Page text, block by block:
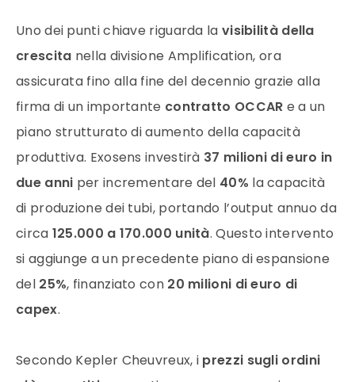
Uno dei punti chiave riguarda la visibilità della
crescita nella divisione Amplification, ora
assicurata fino alla fine del decennio grazie alla
firma di un importante contratto OCCAR e a un
piano strutturato di aumento della capacità
produttiva. Exosens investirà 37 milioni di euro in
due anni per incrementare del 40% la capacità
di produzione dei tubi, portando l’output annuo da
circa 125.000 a 170.000 unità. Questo intervento
si aggiunge a un precedente piano di espansione
del 25%, finanziato con 20 milioni di euro di
capex.
Secondo Kepler Cheuvreux, i prezzi sugli ordini